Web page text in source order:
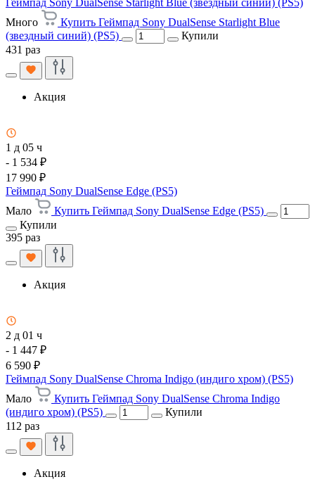
Геймпад Sony DualSense Starlight Blue (звездный синий) (PS5)
Много
Купить Геймпад Sony DualSense Starlight Blue
(звездный синий) (PS5)
Купили
431 раз
Акция
1 д 05 ч
- 1 534 ₽
17 990 ₽
Геймпад Sony DualSense Edge (PS5)
Мало
Купить Геймпад Sony DualSense Edge (PS5)
Купили
395 раз
Акция
2 д 01 ч
- 1 447 ₽
6 590 ₽
Геймпад Sony DualSense Chroma Indigo (индиго хром) (PS5)
Мало
Купить Геймпад Sony DualSense Chroma Indigo
(индиго хром) (PS5)
Купили
112 раз
Акция